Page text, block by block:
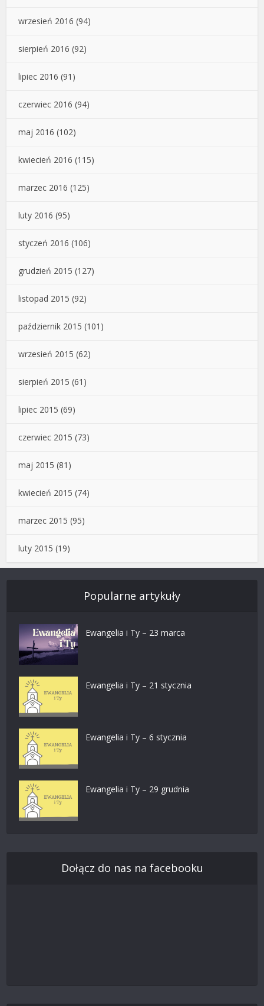
wrzesień 2016 (94)
sierpień 2016 (92)
lipiec 2016 (91)
czerwiec 2016 (94)
maj 2016 (102)
kwiecień 2016 (115)
marzec 2016 (125)
luty 2016 (95)
styczeń 2016 (106)
grudzień 2015 (127)
listopad 2015 (92)
październik 2015 (101)
wrzesień 2015 (62)
sierpień 2015 (61)
lipiec 2015 (69)
czerwiec 2015 (73)
maj 2015 (81)
kwiecień 2015 (74)
marzec 2015 (95)
luty 2015 (19)
Popularne artykuły
Ewangelia i Ty – 23 marca
Ewangelia i Ty – 21 stycznia
Ewangelia i Ty – 6 stycznia
Ewangelia i Ty – 29 grudnia
Dołącz do nas na facebooku